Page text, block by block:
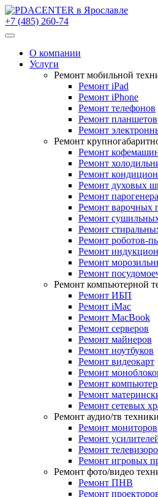
+7 (485) 260-74
О компании
Услуги
Ремонт мобильной
Ремонт iPad
Ремонт iPhone
Ремонт телефонов
Ремонт планшетов
Ремонт
Ремонт
Ремонт
Ремонт
Ремонт
Ремонт духовых
Ремонт
Ремонт варочных
Ремонт
Ремонт
Ремонт роботов-
Ремонт
Ремонт
Ремонт
Ремонт компьютерной
Ремонт ИБП
Ремонт iMac
Ремонт MacBook
Ремонт серверов
Ремонт майнеров
Ремонт ноутбуков
Ремонт видеокарт
Ремонт
Ремонт
Ремонт
Ремонт сетевых
Ремонт аудио/тв техники
Ремонт мониторов
Ремонт
Ремонт
Ремонт игровых
Ремонт фото/видео
Ремонт ПНВ
Ремонт